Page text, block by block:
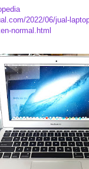
2022/06/jual-
normal.html